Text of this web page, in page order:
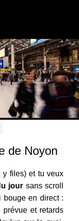
voiture
de Noyon
y files) et tu veux
jour sans scroll
bouge en direct :
prévue et retards